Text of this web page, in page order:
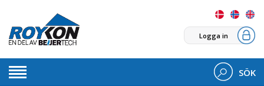
Logga in
SÖK